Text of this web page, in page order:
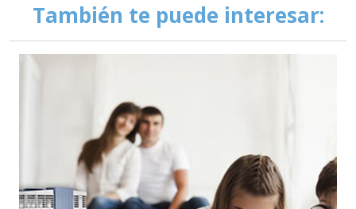
También te puede interesar: